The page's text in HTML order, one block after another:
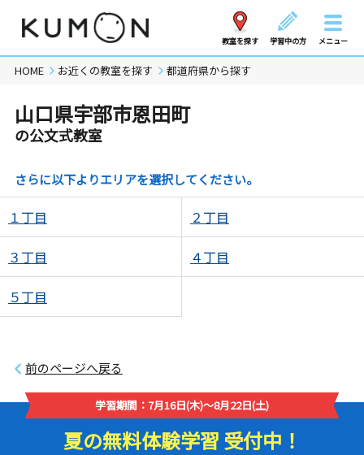
教室を探す 学習中の方 メニュー
HOME お近くの教室を探す 都道府県から探す
山口県宇部市恩田町
の公文式教室
さらに以下よりエリアを選択してください。
１丁目 ２丁目
３丁目 ４丁目
５丁目
前のページへ戻る
学習期間：7月16日(木)～8月22日(土)
夏の無料体験学習 受付中！